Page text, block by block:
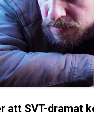
att SVT-dramat